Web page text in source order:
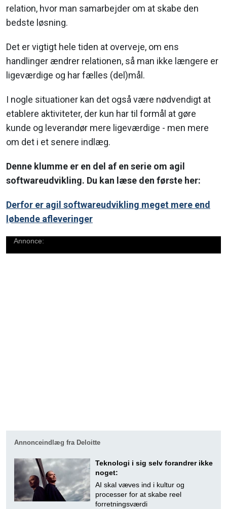
relation, hvor man samarbejder om at skabe den
bedste løsning.
Det er vigtigt hele tiden at overveje, om ens
handlinger ændrer relationen, så man ikke længere er
ligeværdige og har fælles (del)mål.
I nogle situationer kan det også være nødvendigt at
etablere aktiviteter, der kun har til formål at gøre
kunde og leverandør mere ligeværdige - men mere
om det i et senere indlæg.
Denne klumme er en del af en serie om agil
softwareudvikling. Du kan læse den første her:
Derfor er agil softwareudvikling meget mere end
løbende afleveringer
Annonce:
Annonceindlæg fra Deloitte
Teknologi i sig selv forandrer ikke
noget:
AI skal væves ind i kultur og
processer for at skabe reel
forretningsværdi